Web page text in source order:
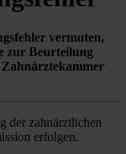
vermuten,
zur Beurteilung
der zahnärztlichen
erfolgen.